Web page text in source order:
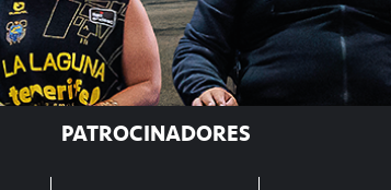
PATROCINADORES